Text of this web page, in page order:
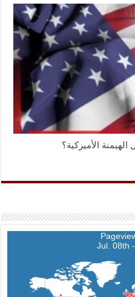
الأميركية؟
Jul. 08th